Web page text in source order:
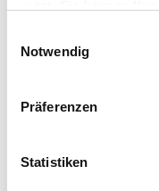
Trigger Symbol
Informationen
können
Notwendig
Präferenzen
Statistiken